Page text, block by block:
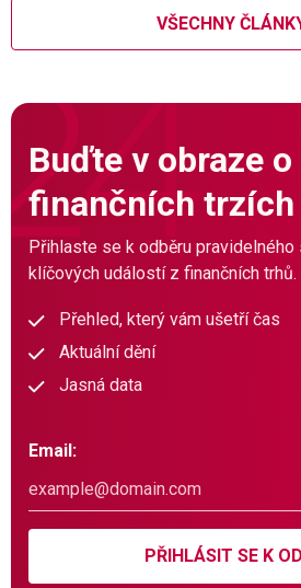
VŠECHNY
Buďte v obraze
finančních trzích
Přihlaste se k odběru pravidelného
klíčových událostí z finančních trhů.
Přehled, který vám ušetří čas
Aktuální dění
Jasná data
Email:
PŘIHLÁSIT SE K